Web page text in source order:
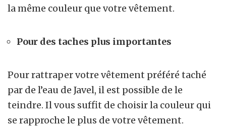
la même couleur que votre vêtement.
Pour des taches plus importantes
Pour rattraper votre vêtement préféré taché
par de l’eau de Javel, il est possible de le
teindre. Il vous suffit de choisir la couleur qui
se rapproche le plus de votre vêtement.